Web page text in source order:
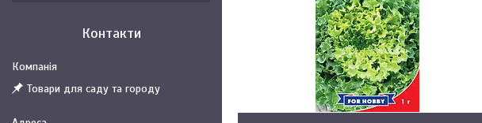
Контакти
Товари для саду та городу